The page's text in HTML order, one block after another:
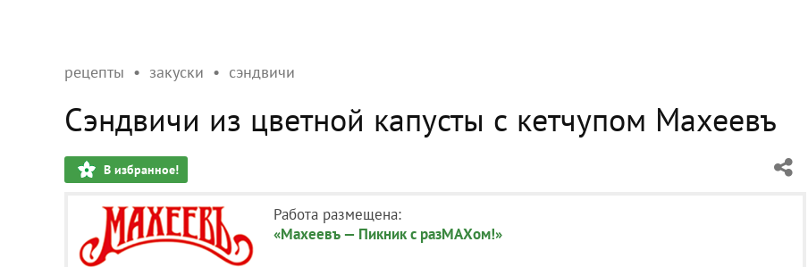
рецепты закуски сэндвичи
Сэндвичи из цветной капусты с кетчупом Махеевъ
В избранное!
Работа размещена:
«Махеевъ — Пикник с разМАХом!»